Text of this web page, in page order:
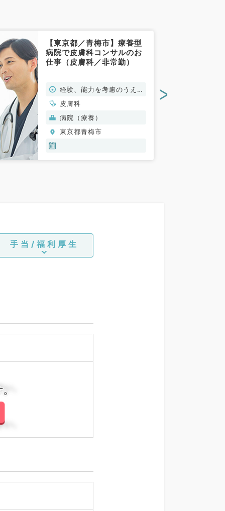
【東京都／青梅市】療養型
病院で皮膚科コンサルのお
仕事（皮膚科／非常勤）
経験、能力を考慮のうえ、
規定により決定
皮膚科
病院（療養）
東京都青梅市
>
手当/福利厚生
。
。